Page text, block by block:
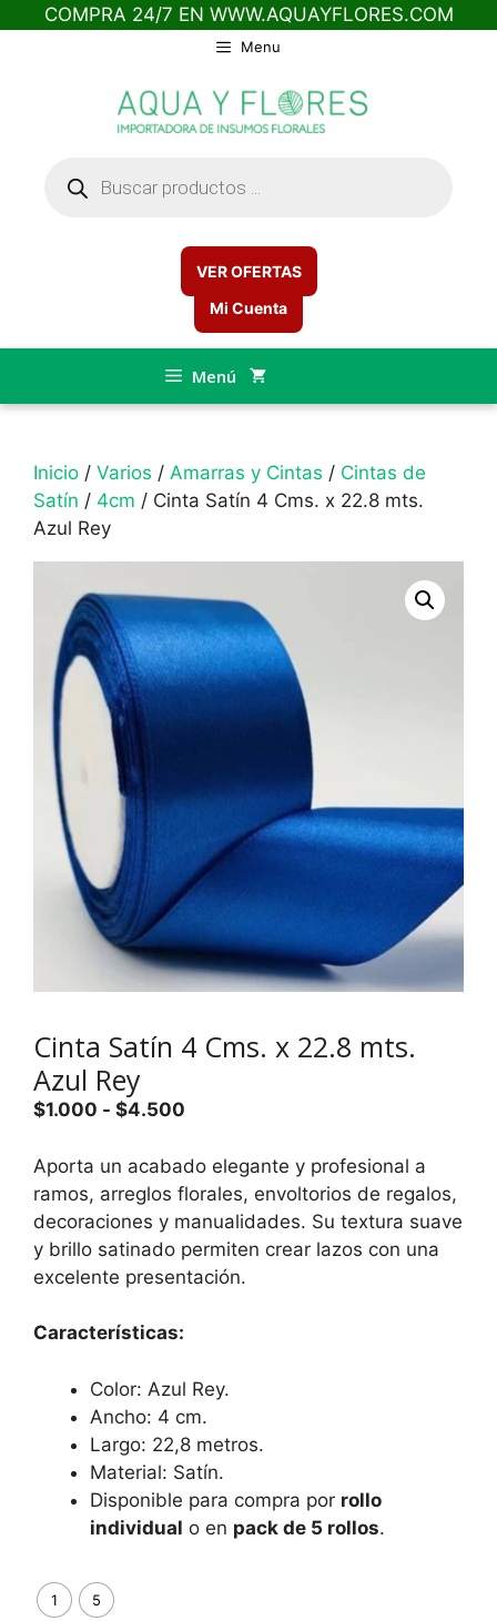
COMPRA 24/7 EN WWW.AQUAYFLORES.COM
Menu
productos
VER OFERTAS
Mi Cuenta
Menú
Inicio / Varios / Amarras y Cintas / Cintas de
Satín / 4cm / Cinta Satín 4 Cms. x 22.8 mts.
Azul Rey
Cinta Satín 4 Cms. x 22.8 mts.
Azul Rey
$1.000 - $4.500
precios:
desde
$1.000
hasta
$4.500
Aporta un acabado elegante y profesional a
ramos, arreglos florales, envoltorios de regalos,
decoraciones y manualidades. Su textura suave
y brillo satinado permiten crear lazos con una
excelente presentación.
Características:
Color: Azul Rey.
Ancho: 4 cm.
Largo: 22,8 metros.
Material: Satín.
Disponible para compra por rollo
individual o en pack de 5 rollos.
1 5